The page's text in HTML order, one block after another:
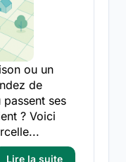
ou un
de
ses
? Voici
Lire la suite